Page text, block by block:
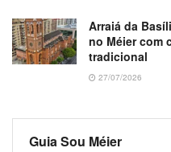
Arraiá da
no Méier com
tradicional
27/07/2026
Guia Sou Méier